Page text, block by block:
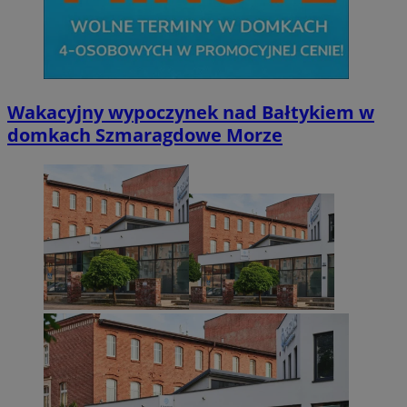
Wakacyjny wypoczynek nad Bałtykiem w
domkach Szmaragdowe Morze